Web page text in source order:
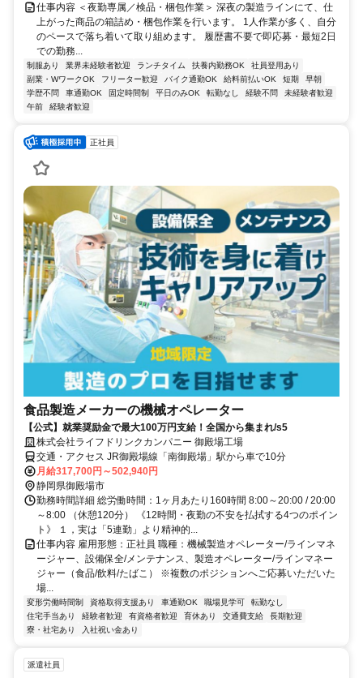
仕事内容 ＜夜勤専属／検品・梱包作業＞ 深夜の製造ラインにて、仕
上がった商品の箱詰め・梱包作業を行います。 1人作業が多く、自分
のペースで落ち着いて取り組めます。 履歴書不要で即応募・最短2日
での勤務...
制服あり 業界未経験者歓迎 ランチタイム 扶養内勤務OK
社員登用あり
副業・WワークOK
フリーター歓迎 バイク通勤OK 給料前払いOK 短期
早朝
学歴不問
車通勤OK 固定時間制 平日のみOK 転勤なし 経験不問
未経験者歓迎
午前
経験者歓迎
正社員
食品製造メーカーの機械オペレーター
【公式】就業奨励金で最大100万円支給！全国から集まれ/s5
株式会社ライフドリンクカンパニー 御殿場工場
交通・アクセス JR御殿場線「南御殿場」駅から車で10分
月給317,700円～502,940円
静岡県御殿場市
勤務時間詳細 総労働時間：1ヶ月あたり160時間 8:00～20:00 / 20:00
～8:00 （休憩120分） 《12時間・夜勤の不安を払拭する4つのポイン
ト》 １，実は「5連勤」より精神的...
仕事内容 雇用形態：正社員 職種：機械製造オペレーター/ラインマネ
ージャー、設備保全/メンテナンス、製造オペレーター/ラインマネー
ジャー（食品/飲料/たばこ） ※複数のポジションへご応募いただいた
場...
変形労働時間制 資格取得支援あり 車通勤OK 職場見学可
転勤なし
住宅手当あり
経験者歓迎 有資格者歓迎 育休あり 交通費支給
長期歓迎
寮・社宅あり
入社祝い金あり
派遣社員